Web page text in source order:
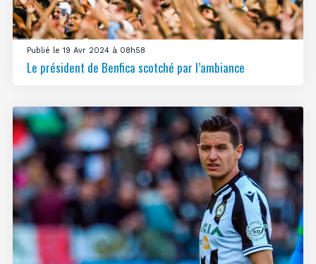
Publié le 19 Avr 2024 à 08h58
Le président de Benfica scotché par l’ambiance